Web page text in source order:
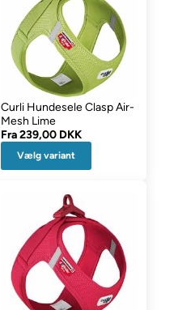
Curli Hundesele Clasp Air-
Mesh Lime
Fra239,00 DKK
Vælg variant